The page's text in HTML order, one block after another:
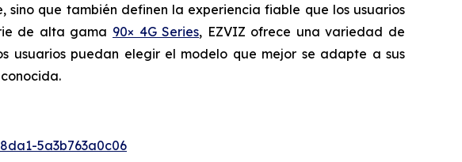
que también definen la experiencia fiable que los usuarios
de alta gama 90× 4G Series, EZVIZ ofrece una variedad de
usuarios puedan elegir el modelo que mejor se adapte a sus
5a3b763a0c06